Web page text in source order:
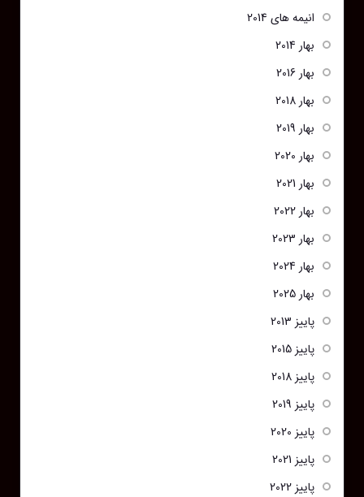
انیمه های 2014
بهار 2014
بهار 2016
بهار 2018
بهار 2019
بهار 2020
بهار 2021
بهار 2022
بهار 2023
بهار 2024
بهار 2025
پاییز 2013
پاییز 2015
پاییز 2018
پاییز 2019
پاییز 2020
پاییز 2021
پاییز 2022